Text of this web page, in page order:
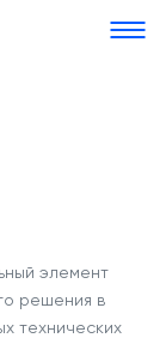
элемент
решения в
технических